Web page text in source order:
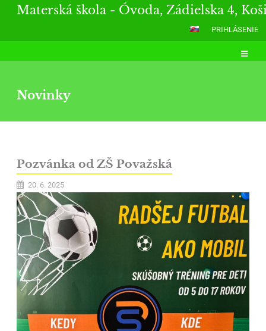
Materská škola - Óvoda, Zádielska 4,
PRIHLÁSENIE
Novinky
Pozvánka od ZŠ Považská
20. 6. 2025